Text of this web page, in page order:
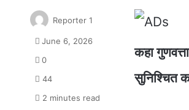
कहा
सुनिश्चित
Reporter 1
June 6, 2026
0
44
2 minutes read